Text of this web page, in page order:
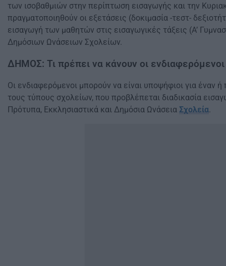
των ισοβαθμιών στην περίπτωση εισαγωγής και την
πραγματοποιηθούν οι εξετάσεις (δοκιμασία -τεστ-
εισαγωγή των μαθητών στις εισαγωγικές τάξεις (Α’
Δημόσιων Ωνάσειων Σχολείων.
ΔΗΜΟΣ: Τι πρέπει να κάνουν οι ενδιαφερόμενοι
Οι ενδιαφερόμενοι μπορούν να είναι υποψήφιοι για έναν
τους τύπους σχολείων, που προβλέπεται διαδικασία
Πρότυπα, Εκκλησιαστικά και Δημόσια Ωνάσεια Σχολεία.